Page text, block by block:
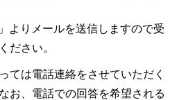
よりメールを送信しますので受
ださい。
ては電話連絡をさせていただく
お、電話での回答を希望される